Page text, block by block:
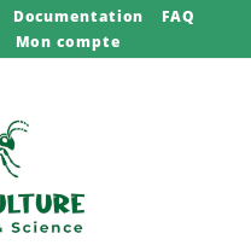
Documentation
FAQ
Mon compte